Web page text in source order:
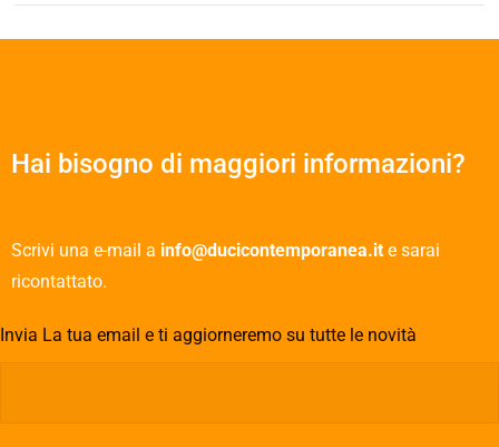
Hai bisogno di maggiori informazioni?
Scrivi una e-mail a info@ducicontemporanea.it e sarai
ricontattato.
Invia La tua email e ti aggiorneremo su tutte le novità